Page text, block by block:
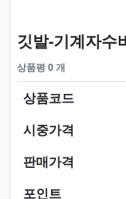
깃발-기계자수
상품평 0 개
상품코드
시중가격
판매가격
포인트